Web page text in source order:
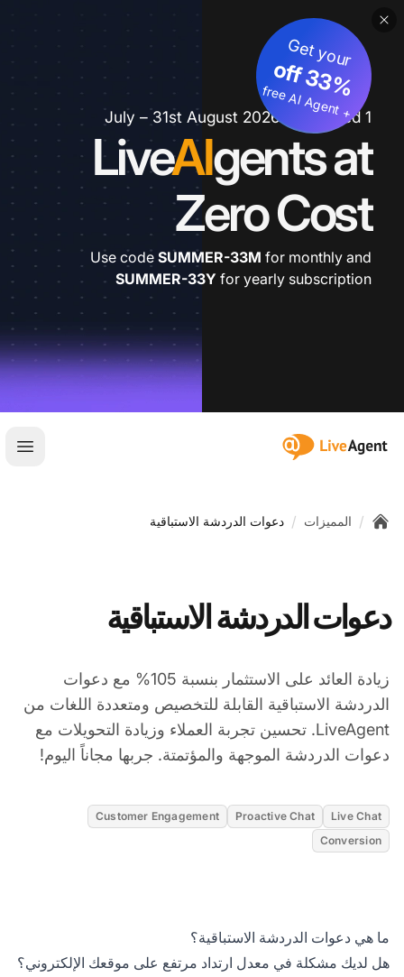
1 July – 31st August 2026 *extended
LiveAIgents at
Zero Cost
Get your
3
3
%
o
ff
+
fre
e
A
I A
g
e
nt
Use code SUMMER-33M for monthly and
SUMMER-33Y for yearly subscription
:site.title
فتح
/ المميزات / دعوات الدردشة الاستباقية
دعوات الدردشة الاستباقية
زيادة العائد على الاستثمار بنسبة 105% مع دعوات
الدردشة الاستباقية القابلة للتخصيص ومتعددة اللغات من
LiveAgent. تحسين تجربة العملاء وزيادة التحويلات مع
دعوات الدردشة الموجهة والمؤتمتة. جربها مجاناً اليوم!
Live Chat
Proactive Chat
Customer Engagement
Conversion
ما هي دعوات الدردشة الاستباقية؟
هل لديك مشكلة في معدل ارتداد مرتفع على موقعك الإلكتروني؟